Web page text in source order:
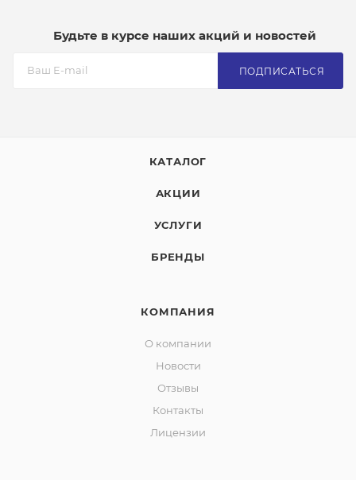
Будьте в курсе наших акций и новостей
ПОДПИСАТЬСЯ
КАТАЛОГ
АКЦИИ
УСЛУГИ
БРЕНДЫ
КОМПАНИЯ
О компании
Новости
Отзывы
Контакты
Лицензии